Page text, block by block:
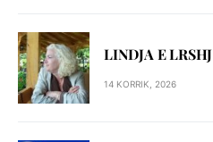
LINDJA E LRSHJ
14 KORRIK, 2026